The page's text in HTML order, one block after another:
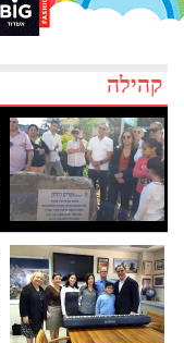
קהילה